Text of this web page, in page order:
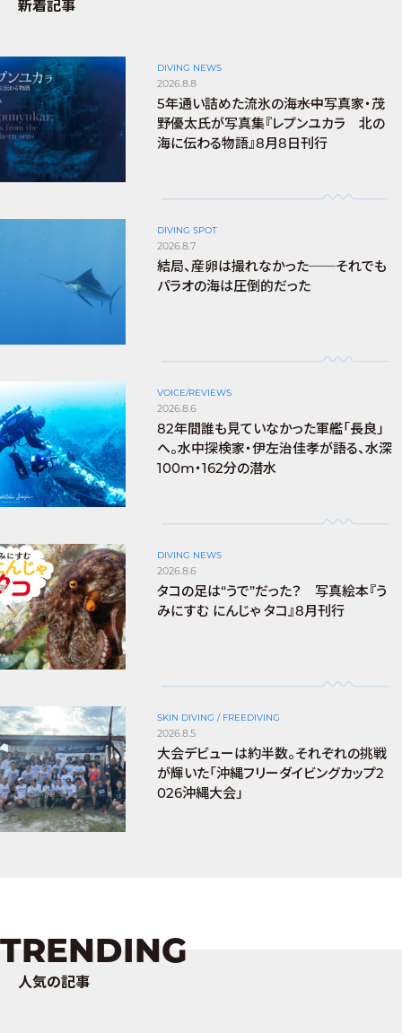
新着記事
DIVING NEWS
2026.8.8
5年通い詰めた流氷の海――水中写真家・茂
野優太氏が写真集『レプンユカラ 北の
海に伝わる物語』8月8日刊行
DIVING SPOT
2026.8.7
結局、産卵は撮れなかった──それでも
パラオの海は圧倒的だった
VOICE/REVIEWS
2026.8.6
82年間誰も見ていなかった軍艦「長良」
へ。水中探検家・伊左治佳孝が語る、水深
100m・162分の潜水
DIVING NEWS
2026.8.6
タコの足は“うで”だった？ 写真絵本『う
みにすむ にんじゃ タコ』8月刊行
SKIN DIVING / FREEDIVING
2026.8.5
大会デビューは約半数。それぞれの挑戦
が輝いた「沖縄フリーダイビングカップ2
026沖縄大会」
TRENDING
人気の記事